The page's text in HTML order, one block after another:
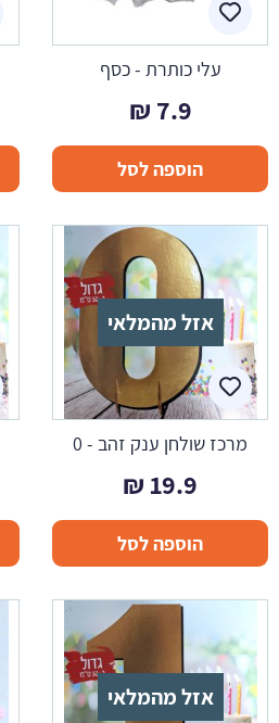
עלי כותרת - כסף
7.9
₪
הוספה לסל
אזל מהמלאי
מרכז שולחן ענק זהב - 0
19.9
₪
הוספה לסל
אזל מהמלאי